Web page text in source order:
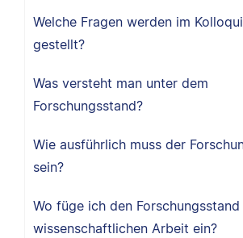
Welche Fragen werden im
gestellt?
Was versteht man unter dem
Forschungsstand?
Wie ausführlich muss der
sein?
Wo füge ich den
wissenschaftlichen Arbeit ein?